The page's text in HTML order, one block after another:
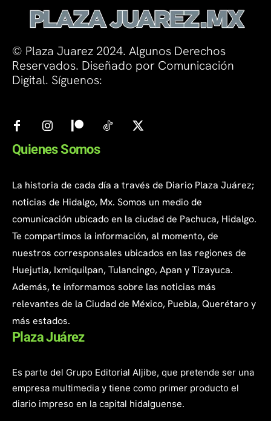
© Plaza Juarez 2024. Algunos Derechos
Reservados. Diseñado por Comunicación
Digital. Síguenos:
Quienes Somos
La historia de cada día a través de Diario Plaza Juárez;
noticias de Hidalgo, Mx. Somos un medio de
comunicación ubicado en la ciudad de Pachuca, Hidalgo.
Te compartimos la información, al momento, de
nuestros corresponsales ubicados en las regiones de
Huejutla, Ixmiquilpan, Tulancingo, Apan y Tizayuca.
Además, te informamos sobre las noticias más
relevantes de la Ciudad de México, Puebla, Querétaro y
más estados.
Plaza Juárez
Es parte del Grupo Editorial Aljibe, que pretende ser una
empresa multimedia y tiene como primer producto el
diario impreso en la capital hidalguense.